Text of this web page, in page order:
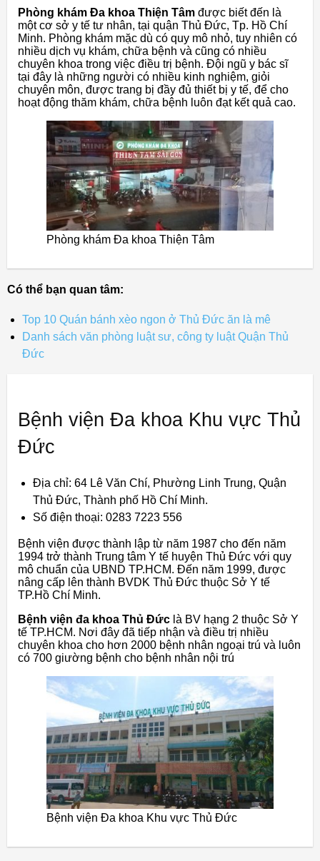
Phòng khám Đa khoa Thiện Tâm được biết đến là
một cơ sở y tế tư nhân, tại quận Thủ Đức, Tp. Hồ Chí
Minh. Phòng khám mặc dù có quy mô nhỏ, tuy nhiên có
nhiều dịch vụ khám, chữa bệnh và cũng có nhiều
chuyên khoa trong việc điều trị bệnh. Đội ngũ y bác sĩ
tại đây là những người có nhiều kinh nghiệm, giỏi
chuyên môn, được trang bị đầy đủ thiết bị y tế, để cho
hoạt động thăm khám, chữa bệnh luôn đạt kết quả cao.
Phòng khám Đa khoa Thiện Tâm
Có thể bạn quan tâm:
Top 10 Quán bánh xèo ngon ở Thủ Đức ăn là mê
Danh sách văn phòng luật sư, công ty luật Quận Thủ
Đức
Bệnh viện Đa khoa Khu vực Thủ
Đức
Địa chỉ: 64 Lê Văn Chí, Phường Linh Trung, Quận
Thủ Đức, Thành phố Hồ Chí Minh.
Số điện thoại: 0283 7223 556
Bệnh viện được thành lập từ năm 1987 cho đến năm
1994 trở thành Trung tâm Y tế huyện Thủ Đức với quy
mô chuẩn của UBND TP.HCM. Đến năm 1999, được
nâng cấp lên thành BVDK Thủ Đức thuộc Sở Y tế
TP.Hồ Chí Minh.
Bệnh viện đa khoa Thủ Đức là BV hạng 2 thuộc Sở Y
tế TP.HCM. Nơi đây đã tiếp nhận và điều trị nhiều
chuyên khoa cho hơn 2000 bệnh nhân ngoại trú và luôn
có 700 giường bệnh cho bệnh nhân nội trú
Bệnh viện Đa khoa Khu vực Thủ Đức